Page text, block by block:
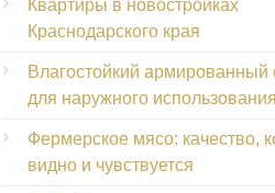
Квартиры в новостройках
Краснодарского края
Влагостойкий армированный
для наружного использования
Фермерское мясо: качество,
видно и чувствуется